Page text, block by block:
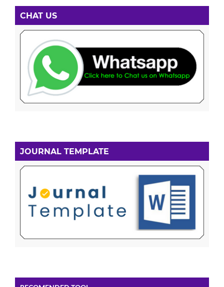
CHAT US
JOURNAL TEMPLATE